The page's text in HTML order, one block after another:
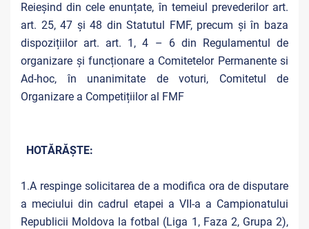
Reieșind din cele enunțate, în temeiul prevederilor art.
art. 25, 47 și 48 din Statutul FMF, precum și în baza
dispozițiilor art. art. 1, 4 – 6 din Regulamentul de
organizare și funcționare a Comitetelor Permanente si
Ad-hoc, în unanimitate de voturi, Comitetul de
Organizare a Competițiilor al FMF
HOTĂRĂȘTE:
1.A respinge solicitarea de a modifica ora de disputare
a meciului din cadrul etapei a VII-a a Campionatului
Republicii Moldova la fotbal (Liga 1, Faza 2, Grupa 2),